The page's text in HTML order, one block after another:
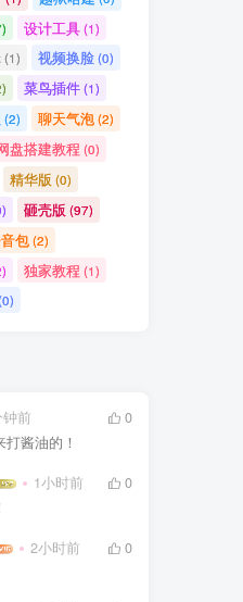
设计工具(1)
(1) 视频换脸(0)
菜鸟插件(1)
(2) 聊天气泡(2)
盘搭建教程 (0)
精华版 (0)
砸壳版 (97)
包(2)
独家教程 (1)
前
0
酱油的！
1小时前
0
2小时前
0